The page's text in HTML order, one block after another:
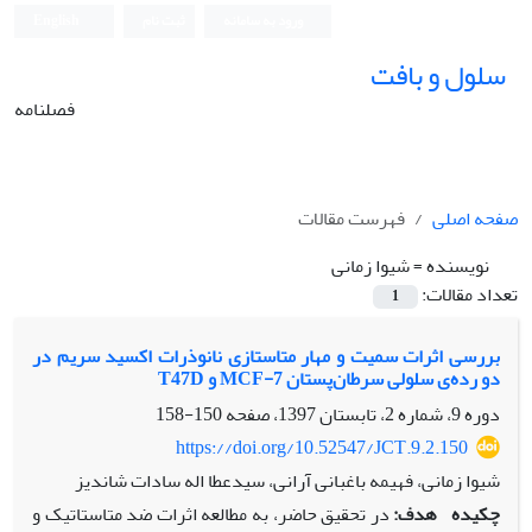
سلول و بافت
فصلنامه
صفحه اصلی
فهرست مقالات
نویسنده =شیوا زمانی
تعداد مقالات:
1
بررسی اثرات سمیت و مهار متاستازی نانوذرات‌ اکسید سریم در
دو رده‌ی ‌سلولی سرطان‌پستان MCF-7 و T47D
دوره 9، شماره 2، تابستان 1397، صفحه
150-158
https://doi.org/10.52547/JCT.9.2.150
شیوا زمانی، فهیمه باغبانی آرانی، سیدعطا اله سادات شاندیز
چکیده هدف:در تحقیق حاضر، به مطالعه اثرات ضد متاستاتیک و